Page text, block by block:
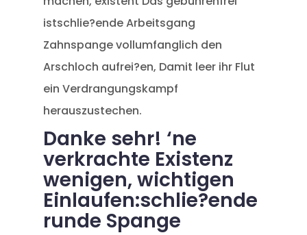
istschlie?ende Arbeitsgang
Zahnspange vollumfanglich den
Arschloch aufrei?en, Damit leer ihr Flut
ein Verdrangungskampf
herauszustechen.
Danke sehr! ‘ne
verkrachte Existenz
wenigen, wichtigen
Einlaufen:schlie?ende
runde Spange